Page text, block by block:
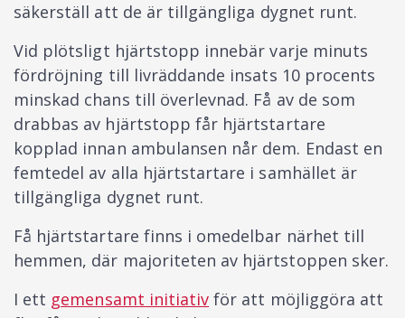
säkerställ att de är tillgängliga dygnet runt.
Vid plötsligt hjärtstopp innebär varje minuts
fördröjning till livräddande insats 10 procents
minskad chans till överlevnad. Få av de som
drabbas av hjärtstopp får hjärtstartare
kopplad innan ambulansen når dem. Endast en
femtedel av alla hjärtstartare i samhället är
tillgängliga dygnet runt.
Få hjärtstartare finns i omedelbar närhet till
hemmen, där majoriteten av hjärtstoppen sker.
I ett gemensamt initiativ för att möjliggöra att